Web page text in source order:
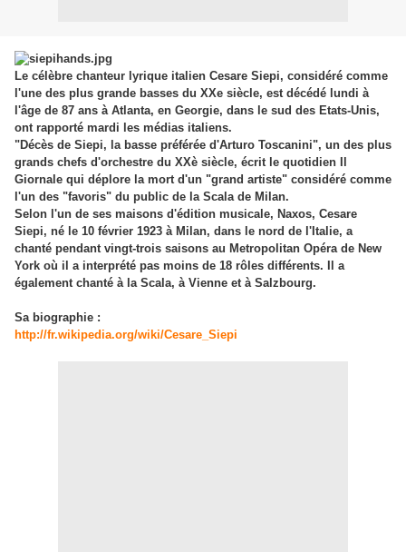
Le célèbre chanteur lyrique italien Cesare Siepi, considéré comme
l'une des plus grande basses du XXe siècle, est décédé lundi à
l'âge de 87 ans à Atlanta, en Georgie, dans le sud des Etats-Unis,
ont rapporté mardi les médias italiens.
"Décès de Siepi, la basse préférée d'Arturo Toscanini", un des plus
grands chefs d'orchestre du XXè siècle, écrit le quotidien Il
Giornale qui déplore la mort d'un "grand artiste" considéré comme
l'un des "favoris" du public de la Scala de Milan.
Selon l'un de ses maisons d'édition musicale, Naxos, Cesare
Siepi, né le 10 février 1923 à Milan, dans le nord de l'Italie, a
chanté pendant vingt-trois saisons au Metropolitan Opéra de New
York où il a interprété pas moins de 18 rôles différents. Il a
également chanté à la Scala, à Vienne et à Salzbourg.
Sa biographie :
http://fr.wikipedia.org/wiki/Cesare_Siepi